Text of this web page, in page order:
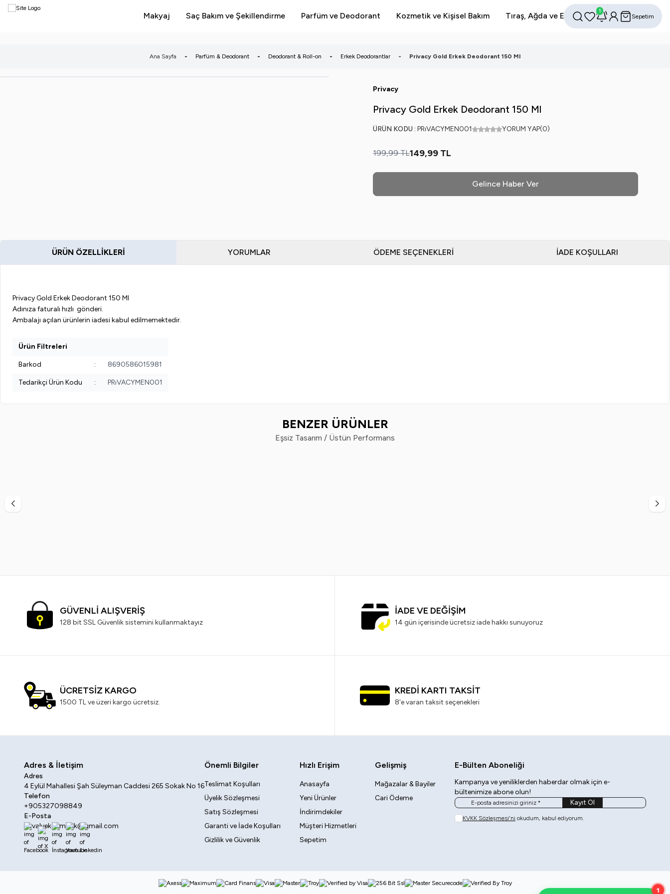
1
Makyaj Saç Bakım ve Şekillendirme Parfüm ve Deodorant Kozmetik ve Kişisel Bakım Tıraş, Ağda ve Epilasyon Avantajlı Setler
Favorilerim
5
HesabımSepetim
Ana Sayfa - Parfüm & Deodorant - Deodorant & Roll-on - Erkek Deodorantlar - Privacy Gold Erkek Deodorant 150 Ml
Privacy
Privacy Gold Erkek Deodorant 150 Ml
ÜRÜN KODU : PRıVACYMEN001 YORUM YAP(0)
199,99TL149,99 TL
Gelince Haber Ver
ÜRÜN ÖZELLIKLERI YORUMLAR ÖDEME SEÇENEKLERI İADE KOŞULLARI
Privacy Gold Erkek Deodorant 150 Ml
Adınıza faturalı hızlı gönderi.
Ambalajı açılan ürünlerin iadesi kabul edilmemektedir.
Ürün Filtreleri
Barkod : 8690586015981
Tedarikçi Ürün Kodu : PRıVACYMEN001
BENZER ÜRÜNLER
Eşsiz Tasarım / Üstün Performans
Ml+Caldion Jeans 150 Ml Kadın Deodorant
TL
GÜVENLİ ALIŞVERİŞ
128 bit SSL Güvenlik sistemini kullanmaktayız
İADE VE DEĞİŞİM
14 gün içerisinde ücretsiz iade hakkı sunuyoruz
ÜCRETSİZ KARGO
1500 TL ve üzeri kargo ücretsiz.
KREDİ KARTI TAKSİT
8'e varan taksit seçenekleri
Adres & İletişim
Adres
4 Eylül Mahallesi Şah Süleyman Caddesi 265 Sokak No 16
Telefon
+905327098849
E-Posta
sovalyekozmetik@gmail.com
Facebook
X İnstagram
Youtube
Önemli Bilgiler
Teslimat Koşulları
Üyelik Sözleşmesi
Satış Sözleşmesi
Garanti ve İade Koşulları
Gizlilik ve Güvenlik
Hızlı Erişim
Anasayfa
Yeni Ürünler
İndirimdekiler
Müşteri Hizmetleri
Sepetim
Gelişmiş
Mağazalar & Bayiler
Cari Ödeme
E-Bülten Aboneliği
Kampanya ve yeniliklerden haberdar olmak için e-
bültenimize abone olun!
Kayıt Ol
KVKK Sözleşmesi'ni okudum, kabul ediyorum.